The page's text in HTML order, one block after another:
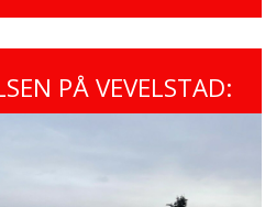
PÅ VEVELSTAD: